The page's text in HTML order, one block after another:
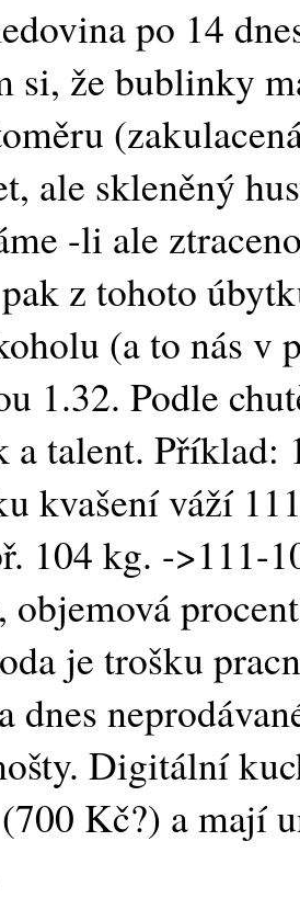
po 14
si, že bublinky
ale skleněný
-li ale
z tohoto
(a to nás v
1.32. Podle
a talent. Příklad:
kvašení váží
104 kg. ->111-
objemová
je trošku
dnes
Digitální
Kč?) a mají